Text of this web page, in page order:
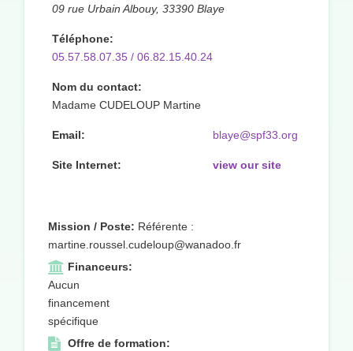
09 rue Urbain Albouy, 33390 Blaye
Téléphone:
05.57.58.07.35 / 06.82.15.40.24
Nom du contact:
Madame CUDELOUP Martine
Email: blaye@spf33.org
Site Internet: view our site
Mission / Poste: Référente :
martine.roussel.cudeloup@wanadoo.fr
Financeurs:
Aucun
financement
spécifique
Offre de formation: